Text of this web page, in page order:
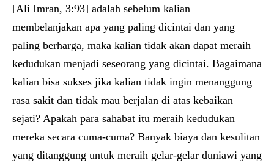
[Ali Imran, 3:93] adalah sebelum kalian
membelanjakan apa yang paling dicintai dan yang
paling berharga, maka kalian tidak akan dapat meraih
kedudukan menjadi seseorang yang dicintai. Bagaimana
kalian bisa sukses jika kalian tidak ingin menanggung
rasa sakit dan tidak mau berjalan di atas kebaikan
sejati? Apakah para sahabat itu meraih kedudukan
mereka secara cuma-cuma? Banyak biaya dan kesulitan
yang ditanggung untuk meraih gelar-gelar duniawi yang